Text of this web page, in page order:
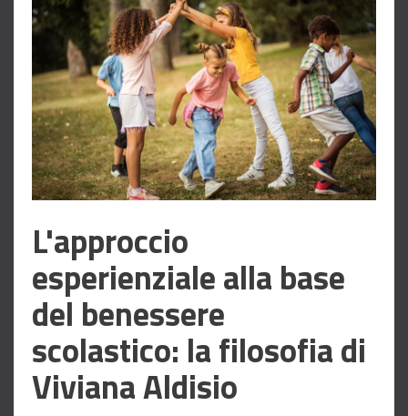
L'approccio
esperienziale alla base
del benessere
scolastico: la filosofia di
Viviana Aldisio